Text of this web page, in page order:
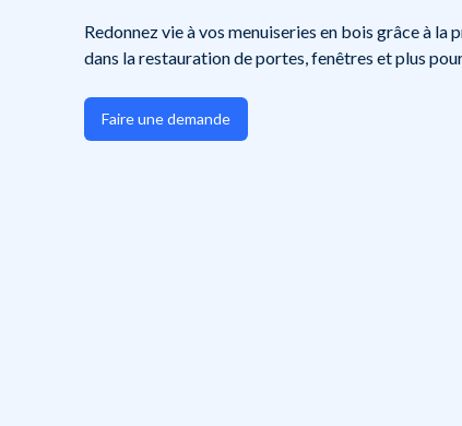
Redonnez vie à vos menuiseries en bois grâce à
dans la restauration de portes, fenêtres et plus
Faire une demande